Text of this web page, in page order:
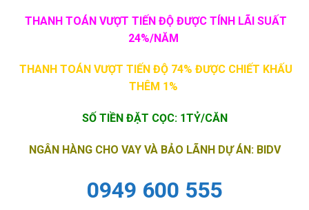
THANH TOÁN VƯỢT TIẾN ĐỘ ĐƯỢC TÍNH LÃI SUẤT
24%/NĂM
THANH TOÁN VƯỢT TIẾN ĐỘ 74% ĐƯỢC CHIẾT KHẤU
THÊM 1%
SỐ TIỀN ĐẶT CỌC: 1TỶ/CĂN
NGÂN HÀNG CHO VAY VÀ BẢO LÃNH DỰ ÁN: BIDV
0949 600 555